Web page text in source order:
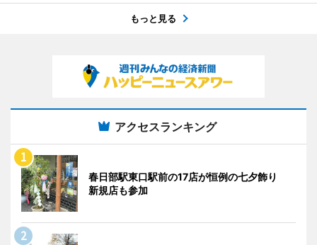
もっと見る
アクセスランキング
春日部駅東口駅前の17店が恒例の七夕飾り
新規店も参加